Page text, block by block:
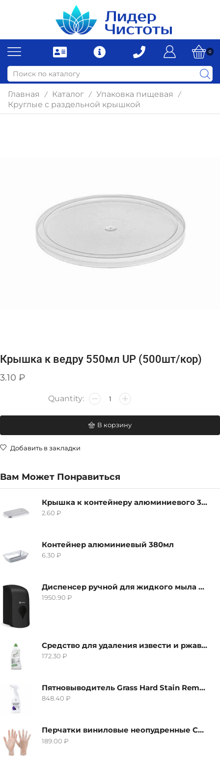
0
Главная / Каталог / Упаковка пищевая /
Круглые с раздельной крышкой
Крышка к ведру 550мл UP (500шт/кор)
3.10 ₽
В корзину
Добавить в закладки
Вам Может Понравиться
Крышка к контейнеру алюминиевого 380мл
2.60 ₽
Контейнер алюминиевый 380мл
6.30 ₽
Диспенсер ручной для жидкого мыла Grass IT-0638, черный
1950.90 ₽
Средство для удаления извести и ржавчины Grass Gloss-Gel, 500мл
172.30 ₽
Пятновыводитель Grass Hard Stain Remover, 600мл
848.40 ₽
Перчатки виниловые неопудренные CTP-BS, размер S
189.00 ₽